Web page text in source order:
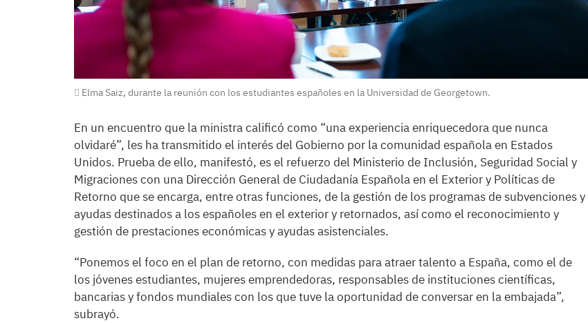
Elma Saiz, durante la reunión con los estudiantes españoles en la Universidad de Georgetown.
En un encuentro que la ministra calificó como “una experiencia enriquecedora que nunca
olvidaré”, les ha transmitido el interés del Gobierno por la comunidad española en Estados
Unidos. Prueba de ello, manifestó, es el refuerzo del Ministerio de Inclusión, Seguridad Social y
Migraciones con una Dirección General de Ciudadanía Española en el Exterior y Políticas de
Retorno que se encarga, entre otras funciones, de la gestión de los programas de subvenciones y
ayudas destinados a los españoles en el exterior y retornados, así como el reconocimiento y
gestión de prestaciones económicas y ayudas asistenciales.
“Ponemos el foco en el plan de retorno, con medidas para atraer talento a España, como el de
los jóvenes estudiantes, mujeres emprendedoras, responsables de instituciones científicas,
bancarias y fondos mundiales con los que tuve la oportunidad de conversar en la embajada”,
subrayó.